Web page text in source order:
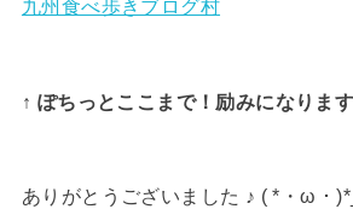
九州食べ歩きブログ村
↑ ぽちっとここまで！励みになりま
ありがとうございました ♪ ( *・ω・